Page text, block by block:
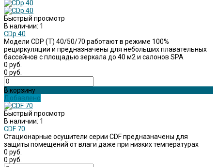
Быстрый просмотр
В наличии: 1
CDp 40
Модели CDP (Т) 40/50/70 работают в режиме 100%
рециркуляции и предназначены для небольших плавательных
бассейнов c площадью зеркала до 40 м2 и салонов SPA
0 руб.
0 руб.
В корзину
Добавлено
Быстрый просмотр
В наличии: 1
CDF 70
Стационарные осушители серии CDF предназначены для
защиты помещений от влаги даже при низких температурах
0 руб.
0 руб.